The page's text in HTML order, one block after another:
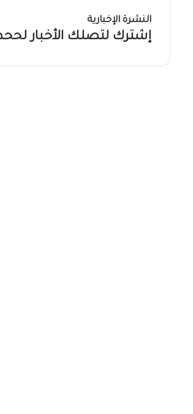
النشرة الإخبارية
إشترك لتصلك الأخبار